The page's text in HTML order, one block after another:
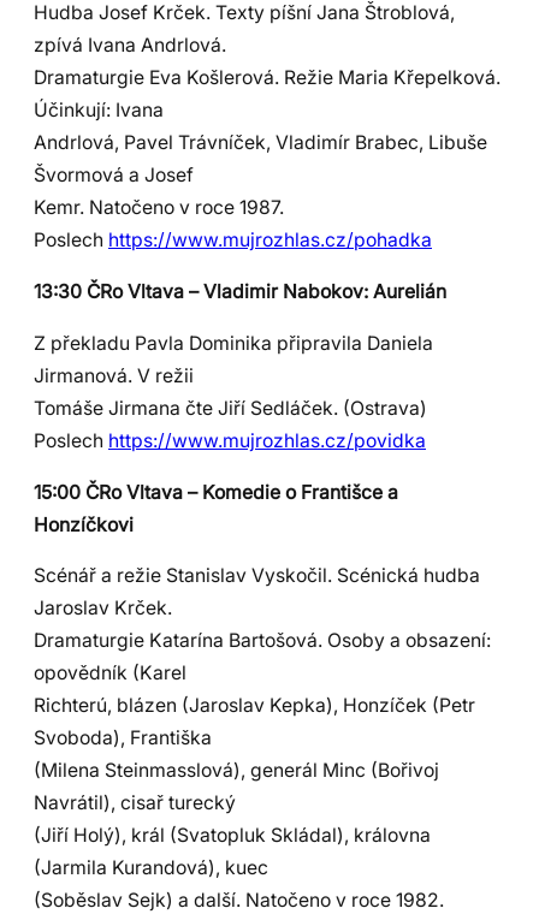
Hudba Josef Krček. Texty píšní Jana Štroblová,
zpívá Ivana Andrlová.
Dramaturgie Eva Košlerová. Režie Maria Křepelková.
Účinkují: Ivana
Andrlová, Pavel Trávníček, Vladimír Brabec, Libuše
Švormová a Josef
Kemr. Natočeno v roce 1987.
Poslech https://www.mujrozhlas.cz/pohadka
13:30 ČRo Vltava – Vladimir Nabokov: Aurelián
Z překladu Pavla Dominika připravila Daniela
Jirmanová. V režii
Tomáše Jirmana čte Jiří Sedláček. (Ostrava)
Poslech https://www.mujrozhlas.cz/povidka
15:00 ČRo Vltava – Komedie o Františce a
Honzíčkovi
Scénář a režie Stanislav Vyskočil. Scénická hudba
Jaroslav Krček.
Dramaturgie Katarína Bartošová. Osoby a obsazení:
opovědník (Karel
Richterú, blázen (Jaroslav Kepka), Honzíček (Petr
Svoboda), Františka
(Milena Steinmasslová), generál Minc (Bořivoj
Navrátil), cisař turecký
(Jiří Holý), král (Svatopluk Skládal), královna
(Jarmila Kurandová), kuec
(Soběslav Sejk) a další. Natočeno v roce 1982.